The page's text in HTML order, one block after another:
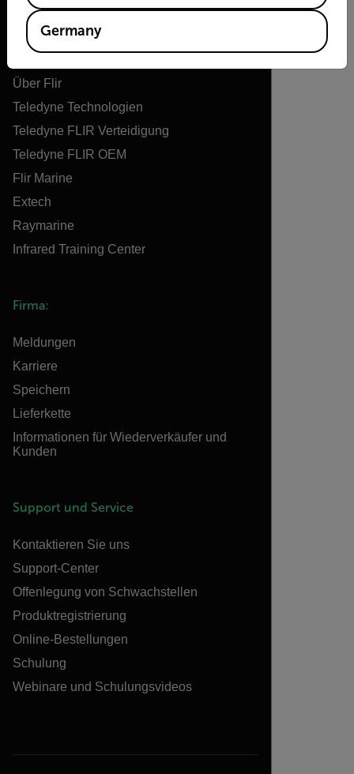
Flir
Über Flir
Teledyne Technologien
Teledyne FLIR Verteidigung
Teledyne FLIR OEM
Flir Marine
Extech
Raymarine
Infrared Training Center
Firma:
Meldungen
Karriere
Speichern
Lieferkette
Informationen für Wiederverkäufer und
Kunden
Support und Service
Kontaktieren Sie uns
Support-Center
Offenlegung von Schwachstellen
Produktregistrierung
Online-Bestellungen
Schulung
Webinare und Schulungsvideos
Germany